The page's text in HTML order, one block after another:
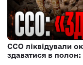
ССО ліквідували
здаватися в полон: